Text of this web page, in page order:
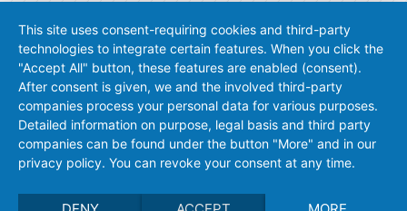
This site uses consent-requiring cookies and third-party
technologies to integrate certain features. When you click the
"Accept All" button, these features are enabled (consent).
After consent is given, we and the involved third-party
companies process your personal data for various purposes.
Detailed information on purpose, legal basis and third party
companies can be found under the button "More" and in our
privacy policy. You can revoke your consent at any time.